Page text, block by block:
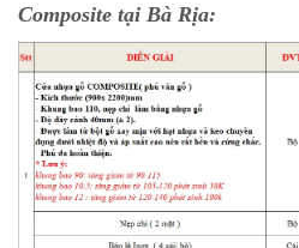
Composite tại Bà Rịa: